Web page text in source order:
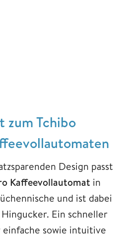
zum Tchibo
Design passt
Kaffeevollautomat in
und ist dabei
Ein schneller
sowie intuitive